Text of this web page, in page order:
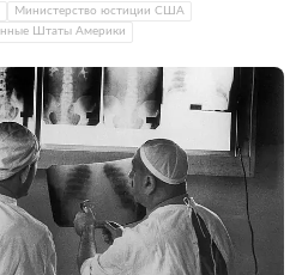
Министерство юстиции США
Штаты Америки